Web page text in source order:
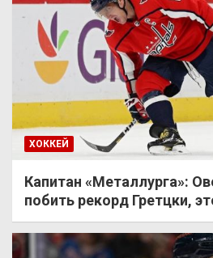
ХОККЕЙ
Капитан «Металлурга»:
побить рекорд Гретцки,